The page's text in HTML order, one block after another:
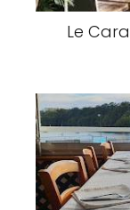
Le